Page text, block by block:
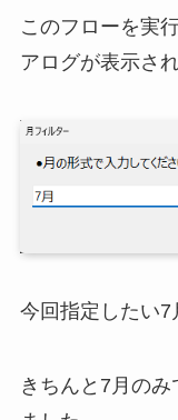
このフローを実
アログが表示され
今回指定したい7
きちんと7月の